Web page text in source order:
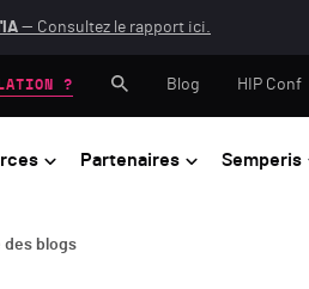
— Consultez le rapport ici.
Partenaires Semperis
? Blog HIP Conf
des blogs